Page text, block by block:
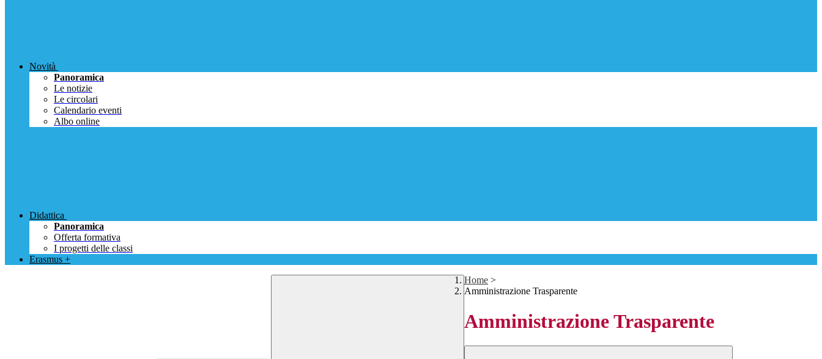
Novità
Panoramica
Le notizie
Le circolari
Calendario eventi
Albo online
Didattica
Panoramica
Offerta formativa
I progetti delle classi
Erasmus +
Home >
Amministrazione Trasparente
Amministrazione Trasparente